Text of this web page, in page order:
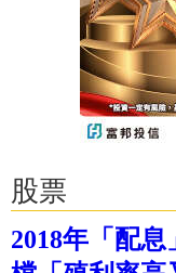
股票
2018年「配